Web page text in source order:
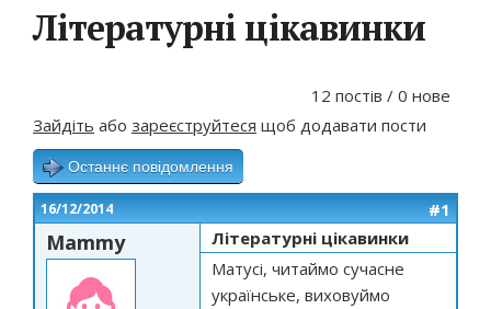
Літературні цікавинки
12 постів / 0 нове
Зайдіть або зареєструйтеся щоб додавати пости
Останнє повідомлення
16/12/2014 #1
Mammy
Літературні цікавинки
Матусі, читаймо сучасне
українське, виховуймо